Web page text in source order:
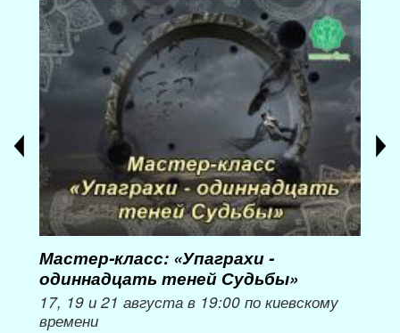
Мастер-класс: «Упаграхи -
одиннадцать теней Судьбы»
17, 19 и 21 августа в 19:00 по киевскому
времени